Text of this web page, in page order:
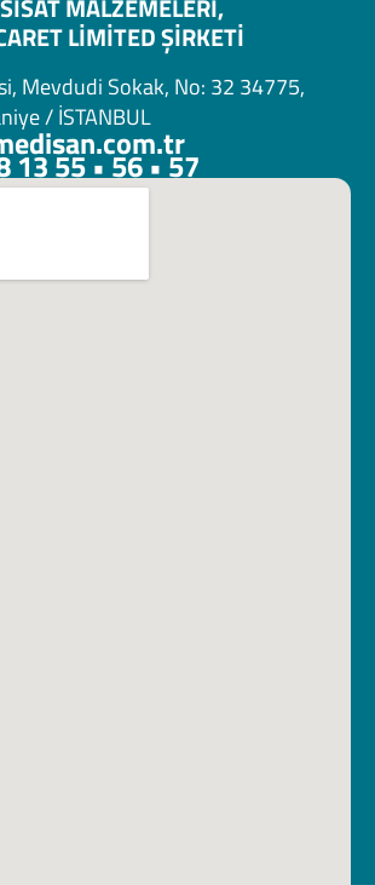
MALZEMELERİ,
LİMİTED ŞİRKETİ
Mevdudi Sokak, No: 32 34775,
/ İSTANBUL
13 55 • 56 • 57